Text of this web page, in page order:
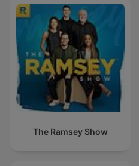
The Ramsey Show